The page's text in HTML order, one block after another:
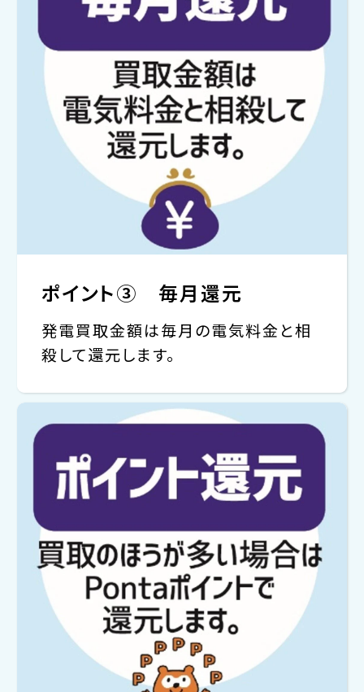
ポイント③ 毎月還元
発電買取金額は毎月の電気料金と相
殺して還元します。